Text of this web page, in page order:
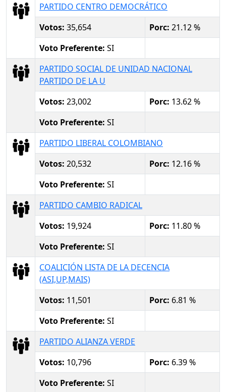
PARTIDO CENTRO DEMOCRÁTICO
Votos: 35,654 Porc: 21.12 %
Voto Preferente: SI
PARTIDO SOCIAL DE UNIDAD NACIONAL
PARTIDO DE LA U
Votos: 23,002 Porc: 13.62 %
Voto Preferente: SI
PARTIDO LIBERAL COLOMBIANO
Votos: 20,532 Porc: 12.16 %
Voto Preferente: SI
PARTIDO CAMBIO RADICAL
Votos: 19,924 Porc: 11.80 %
Voto Preferente: SI
COALICIÓN LISTA DE LA DECENCIA
(ASI,UP,MAIS)
Votos: 11,501 Porc: 6.81 %
Voto Preferente: SI
PARTIDO ALIANZA VERDE
Votos: 10,796 Porc: 6.39 %
Voto Preferente: SI